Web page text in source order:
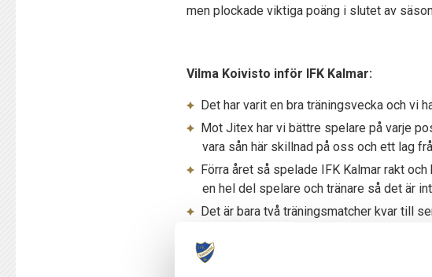
men plockade viktiga poäng i slutet av
Vilma Koivisto inför IFK Kalmar:
Det har varit en bra träningsvecka och vi
Mot Jitex har vi bättre spelare på varje
vara sån här skillnad på oss och ett lag
Förra året så spelade IFK Kalmar rakt
en hel del spelare och tränare så det är
Det är bara två träningsmatcher kvar till
Motståndet: